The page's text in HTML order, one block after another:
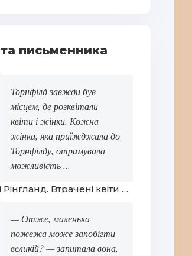
письменника
Торнфілд завжди був
місцем, де розквітали
квіти і жінки. Кожна
жінка, яка приїжджала до
Торнфілду, отримувала
можливість ...
© Голлі Рінґланд. Втрачені квіти Еліс Гарт
— Отже, маленька
пожежа може запобігти
великій? — запитала вона,